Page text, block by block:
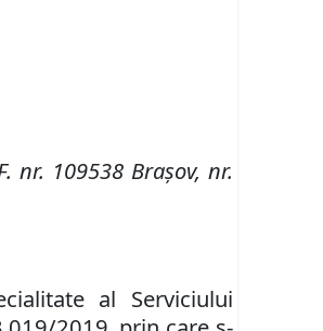
nr. 109538 Brașov, nr.
al Serviciului